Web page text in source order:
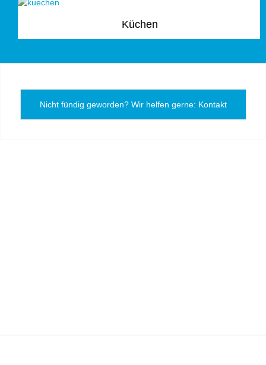
Küchen
Nicht fündig geworden? Wir helfen gerne: Kontakt